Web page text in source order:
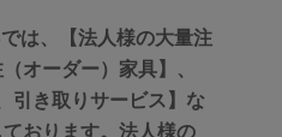
は、【法人様の大量注
オーダー）家具】、
引き取りサービス】な
おります。法人様の